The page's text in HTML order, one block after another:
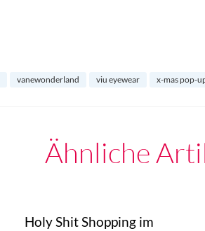
vanewonderland viu eyewear x-mas pop-
Ähnliche
Holy Shit Shopping im